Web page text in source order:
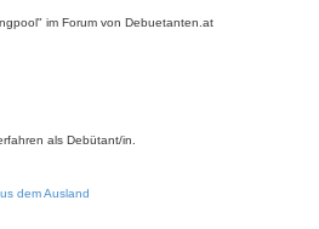
im Forum von Debuetanten.at
als Debütant/in.
dem Ausland